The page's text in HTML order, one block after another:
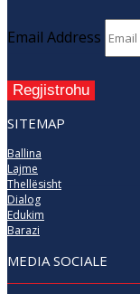
Email Address
Regjistrohu
SITEMAP
Ballina
Lajme
Thellësisht
Dialog
Edukim
Barazi
MEDIA SOCIALE